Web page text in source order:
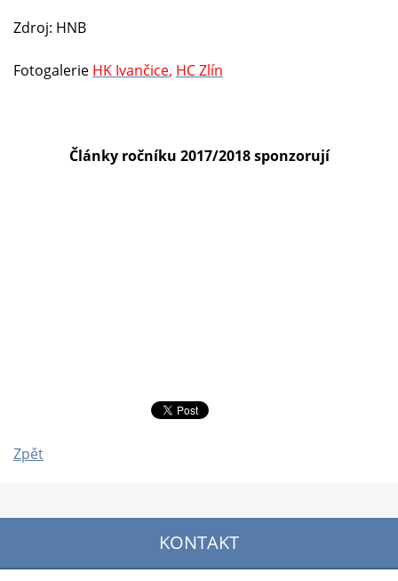
Zdroj: HNB
Fotogalerie HK Ivančice, HC Zlín
Články ročníku 2017/2018 sponzorují
Zpět
KONTAKT